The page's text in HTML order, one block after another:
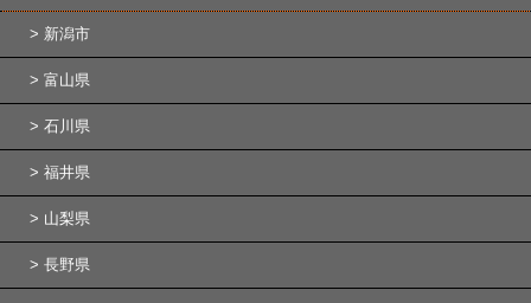
新潟市
富山県
石川県
福井県
山梨県
長野県